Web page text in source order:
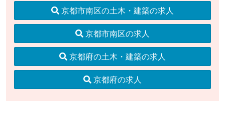
京都市南区の土木・建築の求人
京都市南区の求人
京都府の土木・建築の求人
京都府の求人